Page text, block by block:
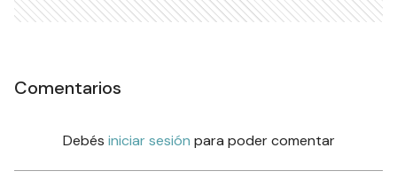
Comentarios
Debés iniciar sesión para poder comentar